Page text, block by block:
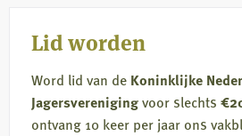
Lid worden
Word lid van de Koninklijke
Jagersverenigingvoor slechts
ontvang 10 keer per jaar ons